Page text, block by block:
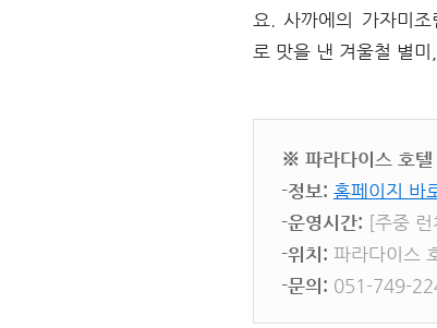
요. 사까에의 가자미
로 맛을 낸 겨울철 별
※ 파라다이스 호텔
-정보: 홈페이지 바
-운영시간: [주중
-위치: 파라다이스
-문의: 051-749-